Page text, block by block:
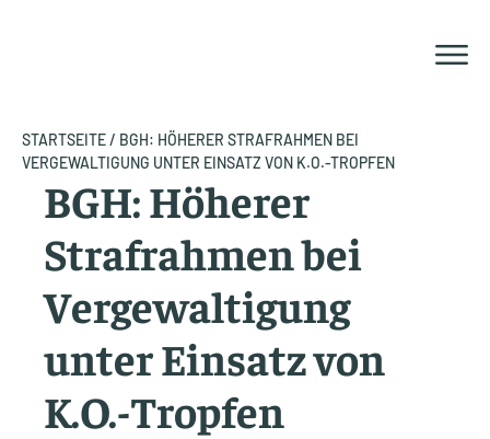
STARTSEITE/ BGH: HÖHERER STRAFRAHMEN BEI
VERGEWALTIGUNG UNTER EINSATZ VON K.O.-TROPFEN
BGH: Höherer
Strafrahmen bei
Vergewaltigung
unter Einsatz von
K.O.-Tropfen